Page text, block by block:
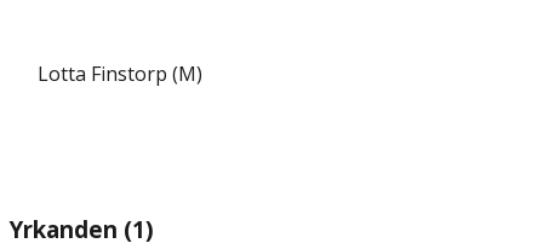
Lotta Finstorp (M)
Yrkanden (1)